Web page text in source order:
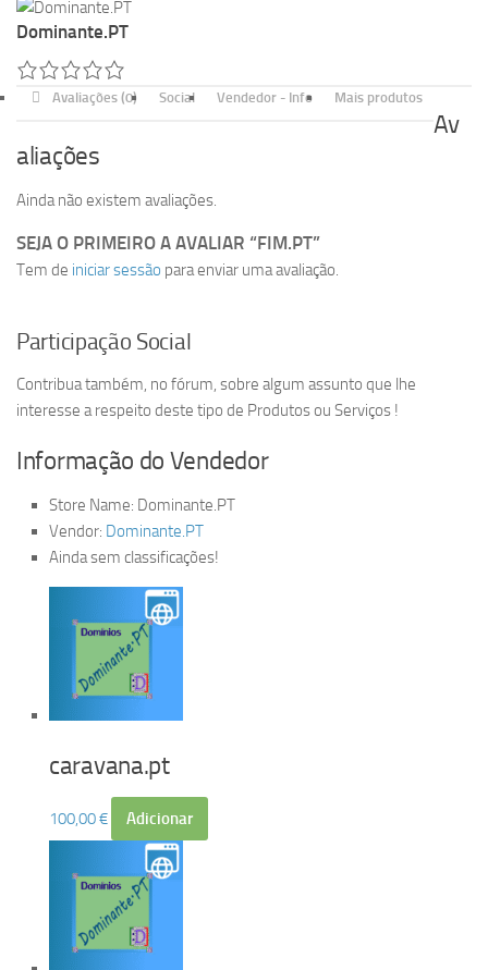
Dominante.PT
Avaliações (0) Social Vendedor - Info Mais produtos
Av
aliações
Ainda não existem avaliações.
SEJA O PRIMEIRO A AVALIAR “FIM.PT”
Tem de iniciar sessão para enviar uma avaliação.
Participação Social
Contribua também, no fórum, sobre algum assunto que lhe
interesse a respeito deste tipo de Produtos ou Serviços !
Informação do Vendedor
Store Name: Dominante.PT
Vendor: Dominante.PT
Ainda sem classificações!
caravana.pt
100,00€ Adicionar